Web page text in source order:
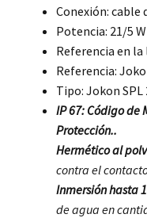
Conexión: cable
Potencia: 21/5 W
Referencia en la
Referencia:
Tipo: Jokon SPL
IP 67: Código de
Protección..
Hermético al
contra el
Inmersión hasta
de agua en